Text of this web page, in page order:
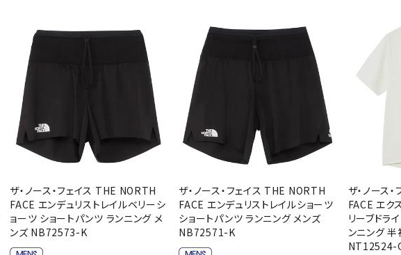
メンズウォーキングシューズ
ウィメンズウォーキングシューズ
その他アクセサリー
フィットネス・ヨガ
ヨガマット
ヨガアクセサリー
ダンス・フィットネスシューズ
インナーウェア
その他アクセサリー
Real Stone
SAYSKY Sondico
SVOLME
ザ・ノース・フェイス THE NORTH
FACE エンデュリストレイルベリーシ
ョーツ ショートパンツ ランニング メ
ンズ NB72573-K
ザ・ノース・フェイス THE NORTH
FACE エンデュリストレイルショーツ
ショートパンツ ランニング メンズ
NB72571-K
ザ・ノース
FACE エク
リーブドラ
ンニング 半
NT12524-